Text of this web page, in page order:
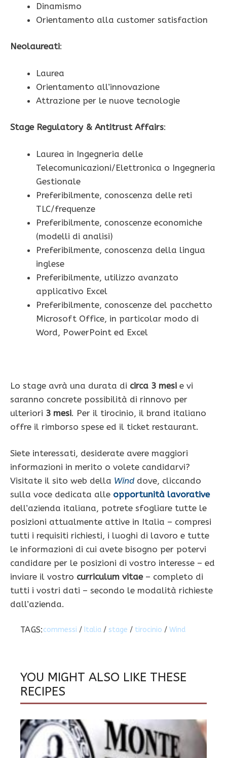
Dinamismo
Orientamento alla customer satisfaction
Neolaureati:
Laurea
Orientamento all’innovazione
Attrazione per le nuove tecnologie
Stage Regulatory & Antitrust Affairs:
Laurea in Ingegneria delle
Telecomunicazioni/Elettronica o Ingegneria
Gestionale
Preferibilmente, conoscenza delle reti
TLC/frequenze
Preferibilmente, conoscenze economiche
(modelli di analisi)
Preferibilmente, conoscenza della lingua
inglese
Preferibilmente, utilizzo avanzato
applicativo Excel
Preferibilmente, conoscenze del pacchetto
Microsoft Office, in particolar modo di
Word, PowerPoint ed Excel
Lo stage avrà una durata di circa 3 mesi e vi
saranno concrete possibilità di rinnovo per
ulteriori 3 mesi. Per il tirocinio, il brand italiano
offre il rimborso spese ed il ticket restaurant.
Siete interessati, desiderate avere maggiori
informazioni in merito o volete candidarvi?
Visitate il sito web della Winddove, cliccando
sulla voce dedicata alle opportunità lavorative
dell’azienda italiana, potrete sfogliare tutte le
posizioni attualmente attive in Italia – compresi
tutti i requisiti richiesti, i luoghi di lavoro e tutte
le informazioni di cui avete bisogno per potervi
candidare per le posizioni di vostro interesse – ed
inviare il vostro curriculum vitae– completo di
tutti i vostri dati – secondo le modalità richieste
dall’azienda.
TAGS:commessi / Italia/ stage / tirocinio / Wind
YOU MIGHT ALSO LIKE THESE
RECIPES